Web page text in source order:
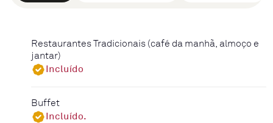
Restaurantes Tradicionais (café da manhã, almoço e
jantar)
Incluído
Buffet
Incluído.